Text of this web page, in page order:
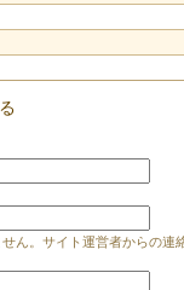
ん。サイト運営者からの連